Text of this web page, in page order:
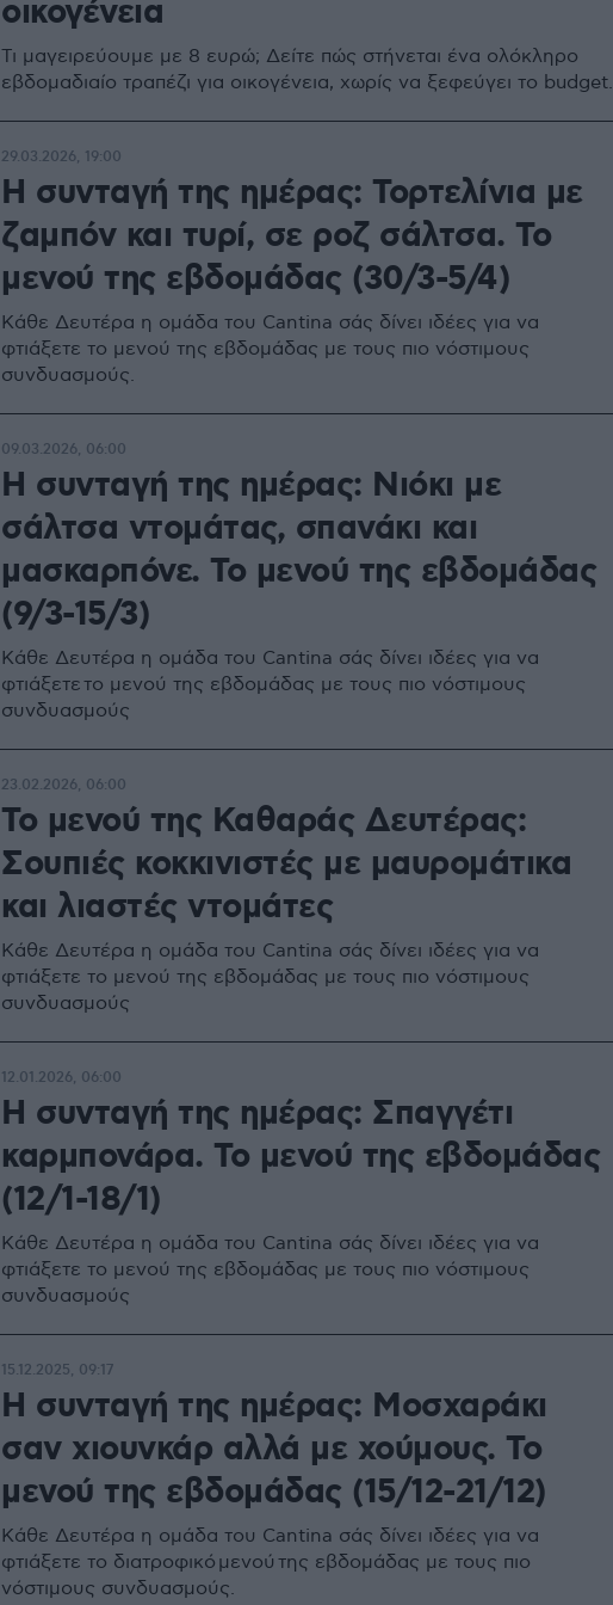
οικογένεια
Τι μαγειρεύουμε με 8 ευρώ; Δείτε πώς στήνεται ένα ολόκληρο
εβδομαδιαίο τραπέζι για οικογένεια, χωρίς να ξεφεύγει το budget.
Η συνταγή της ημέρας: Τορτελίνια με
ζαμπόν και τυρί, σε ροζ σάλτσα. Το
μενού της εβδομάδας (30/3-5/4)
Κάθε Δευτέρα η ομάδα του Cantina σάς δίνει ιδέες για να
φτιάξετε το μενού της εβδομάδας με τους πιο νόστιμους
συνδυασμούς.
29.03.2026, 19:00
Η συνταγή της ημέρας: Νιόκι με
σάλτσα ντομάτας, σπανάκι και
μασκαρπόνε. Το μενού της εβδομάδας
(9/3-15/3)
Κάθε Δευτέρα η ομάδα του Cantina σάς δίνει ιδέες για να
φτιάξετε το μενού της εβδομάδας με τους πιο νόστιμους
συνδυασμούς
09.03.2026, 06:00
Το μενού της Καθαράς Δευτέρας:
Σουπιές κοκκινιστές με μαυρομάτικα
και λιαστές ντομάτες
Κάθε Δευτέρα η ομάδα του Cantina σάς δίνει ιδέες για να
φτιάξετε το μενού της εβδομάδας με τους πιο νόστιμους
συνδυασμούς
23.02.2026, 06:00
Η συνταγή της ημέρας: Σπαγγέτι
καρμπονάρα. Το μενού της εβδομάδας
(12/1-18/1)
Κάθε Δευτέρα η ομάδα του Cantina σάς δίνει ιδέες για να
φτιάξετε το μενού της εβδομάδας με τους πιο νόστιμους
συνδυασμούς
12.01.2026, 06:00
Η συνταγή της ημέρας: Μοσχαράκι
σαν χιουνκάρ αλλά με χούμους. Το
μενού της εβδομάδας (15/12-21/12)
Κάθε Δευτέρα η ομάδα του Cantina σάς δίνει ιδέες για να
φτιάξετε το διατροφικό μενού της εβδομάδας με τους πιο
νόστιμους συνδυασμούς.
15.12.2025, 09:17